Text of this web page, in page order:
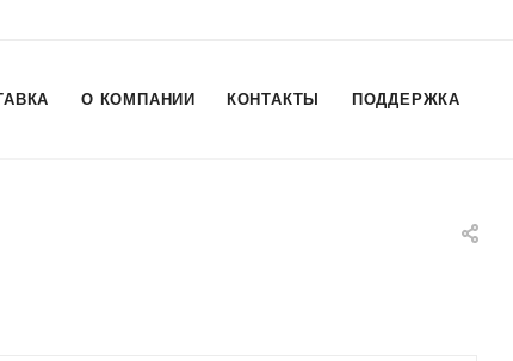
О КОМПАНИИ КОНТАКТЫ ПОДДЕРЖКА